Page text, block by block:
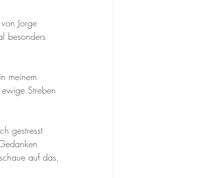
Jorge
besonders
meinem
Streben
gestresst
auf das,